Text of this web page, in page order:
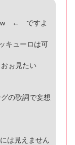
w ← ですよ
ューロは可
ぉ見たい
の歌詞で妄想
は見えません